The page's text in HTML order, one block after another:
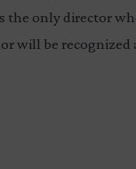
the only director
will be recognized